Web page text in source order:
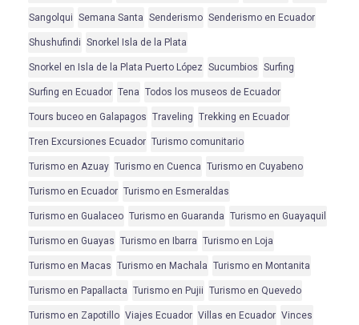
Sangolqui Semana Santa Senderismo Senderismo en Ecuador
Shushufindi Snorkel Isla de la Plata
Snorkel en Isla de la Plata Puerto López Sucumbios Surfing
Surfing en Ecuador Tena Todos los museos de Ecuador
Tours buceo en Galapagos Traveling Trekking en Ecuador
Tren Excursiones Ecuador Turismo comunitario
Turismo en Azuay Turismo en Cuenca Turismo en Cuyabeno
Turismo en Ecuador Turismo en Esmeraldas
Turismo en Gualaceo Turismo en Guaranda Turismo en Guayaquil
Turismo en Guayas Turismo en Ibarra Turismo en Loja
Turismo en Macas Turismo en Machala Turismo en Montanita
Turismo en Papallacta Turismo en Pujii Turismo en Quevedo
Turismo en Zapotillo Viajes Ecuador Villas en Ecuador Vinces